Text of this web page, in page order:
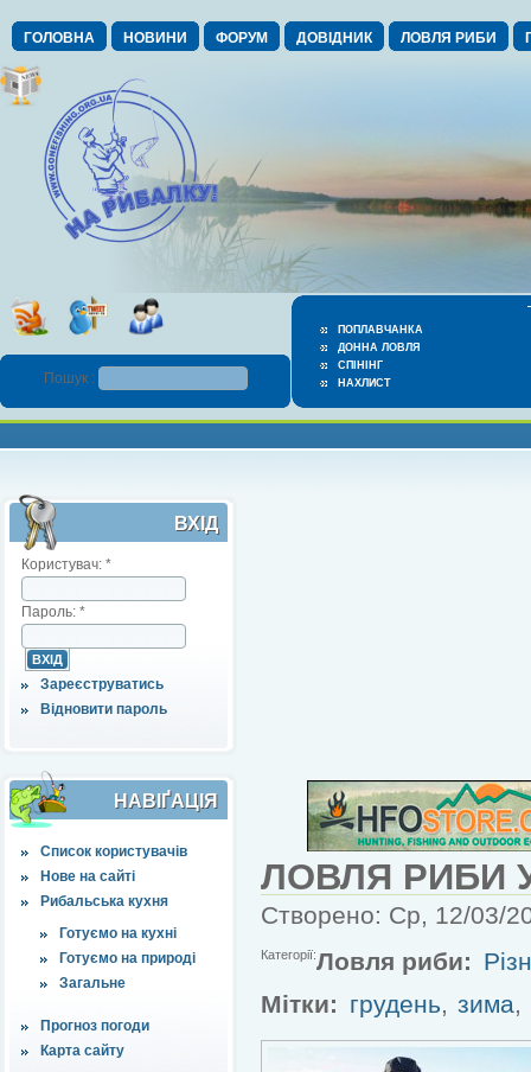
ГОЛОВНА НОВИНИ ФОРУМ ДОВІДНИК ЛОВЛЯ РИБИ
ПОПЛАВЧАНКА
ДОННА ЛОВЛЯ
СПІНІНГ
НАХЛИСТ
Пошук :
ВХІД
Користувач: *
Пароль: *
Зареєструватись
Відновити пароль
НАВІҐАЦІЯ
Список користувачів
Нове на сайті
Рибальська кухня
Готуємо на кухні
Готуємо на природі
Загальне
Прогноз погоди
Карта сайту
ЛОВЛЯ РИБИ
Створено: Ср, 12/03/
Категорії:Ловля риби:
Мітки: грудень, зима,